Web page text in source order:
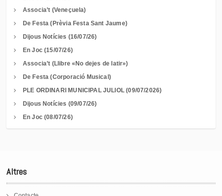
Associa’t (Veneçuela)
De Festa (Prèvia Festa Sant Jaume)
Dijous Notícies (16/07/26)
En Joc (15/07/26)
Associa’t (Llibre «No dejes de latir»)
De Festa (Corporació Musical)
PLE ORDINARI MUNICIPAL JULIOL (09/07/2026)
Dijous Notícies (09/07/26)
En Joc (08/07/26)
Altres